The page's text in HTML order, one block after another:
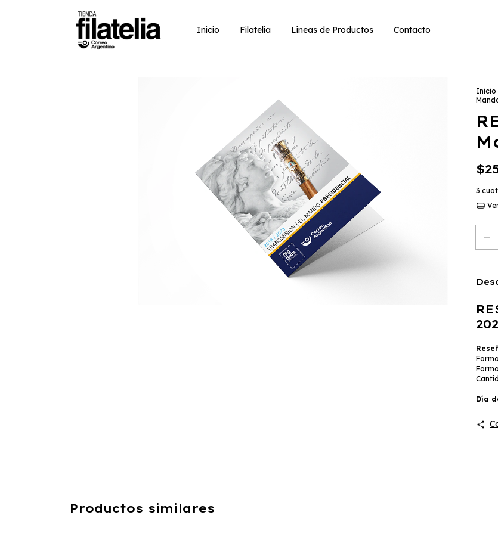
Inicio Filatelia Líneas de Productos Contacto
Inicio
3
Día
Productos similares